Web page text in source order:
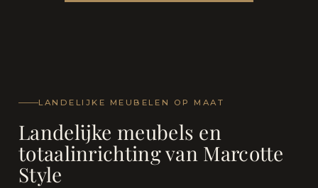
LANDELIJKE MEUBELEN OP MAAT
Landelijke meubels en
totaalinrichting van Marcotte
Style